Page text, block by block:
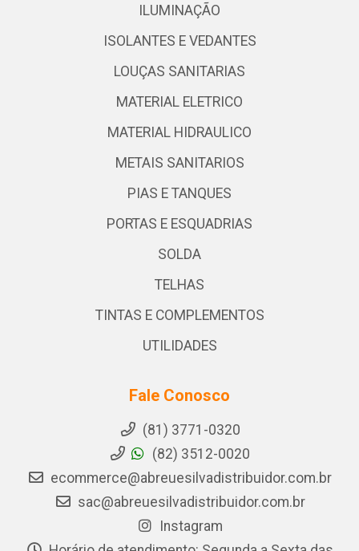
ILUMINAÇÃO
ISOLANTES E VEDANTES
LOUÇAS SANITARIAS
MATERIAL ELETRICO
MATERIAL HIDRAULICO
METAIS SANITARIOS
PIAS E TANQUES
PORTAS E ESQUADRIAS
SOLDA
TELHAS
TINTAS E COMPLEMENTOS
UTILIDADES
Fale Conosco
(81) 3771-0320
(82) 3512-0020
ecommerce@abreuesilvadistribuidor.com.br
sac@abreuesilvadistribuidor.com.br
Instagram